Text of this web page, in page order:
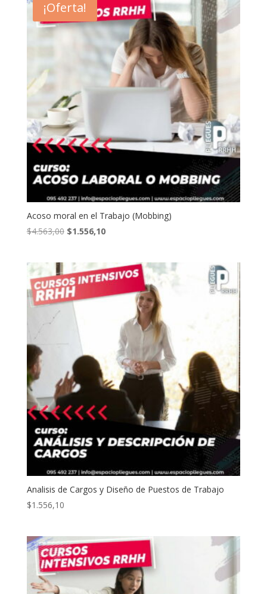
¡Oferta!
Acoso moral en el Trabajo (Mobbing)
$4.563,00 El
era:
$4.563,00.
$1.556,10El
es:
$1.556,10.
Analisis de Cargos y Diseño de Puestos de Trabajo
$1.556,10